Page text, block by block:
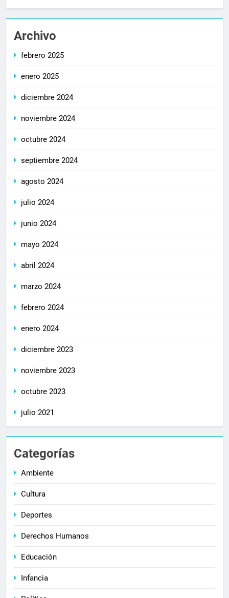
Archivo
febrero 2025
enero 2025
diciembre 2024
noviembre 2024
octubre 2024
septiembre 2024
agosto 2024
julio 2024
junio 2024
mayo 2024
abril 2024
marzo 2024
febrero 2024
enero 2024
diciembre 2023
noviembre 2023
octubre 2023
julio 2021
Categorías
Ambiente
Cultura
Deportes
Derechos Humanos
Educación
Infancia